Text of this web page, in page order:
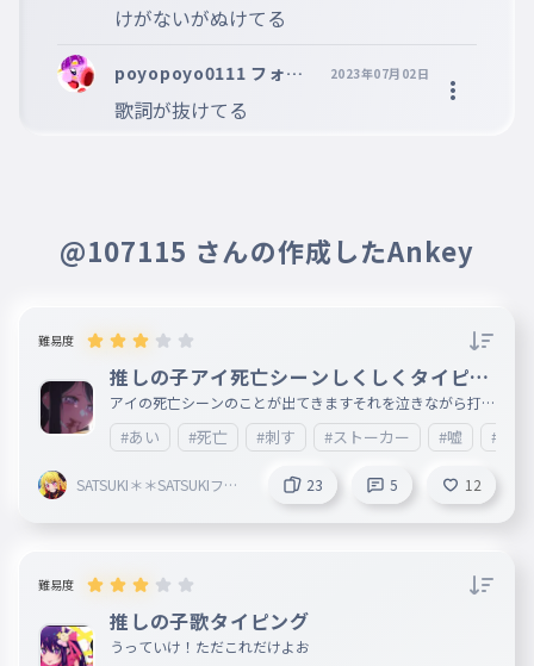
けがないがぬけてる
poyopoyo0111 フォロ
バするよっ！
2023年07月02日
歌詞が抜けてる
@107115 さんの作成したAnkey
難易度
推しの子アイ死亡シーンしくしくタイピン
グ
アイの死亡シーンのことが出てきますそれを泣きながら打っ
てくださいシクシクとても泣けるシーンですよね😢やって
みてくださいいつみてもないてしまいそうです！えーん
#あい #死亡 #刺す #ストーカー #嘘 #愛
SATSUKI＊＊SATSUKIフォ
23 5 12
難易度
推しの子歌タイピング
うっていけ！ただこれだけよお